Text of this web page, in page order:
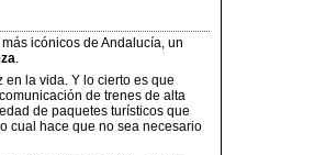
icónicos de Andalucía, un
.
la vida. Y lo cierto es que
de trenes de alta
de paquetes turísticos que
cual hace que no sea necesario